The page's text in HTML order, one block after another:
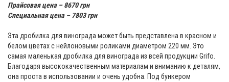
Прайсовая цена – 8670 грн
Специальная цена – 7803 грн
Эта дробилка для винограда может быть представлена в красном и
белом цветах с нейлоновыми роликами диаметром 220 мм. Это
самая маленькая дробилка для винограда из всей продукции Grifo.
Благодаря высококачественным материалам и вниманию к деталям,
она проста в использовании и очень удобна. Под бункером